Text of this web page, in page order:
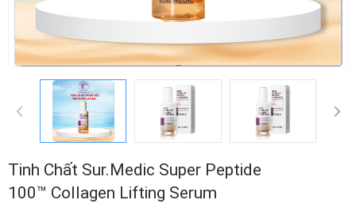
Tinh Chất Sur.Medic Super Peptide
100™ Collagen Lifting Serum